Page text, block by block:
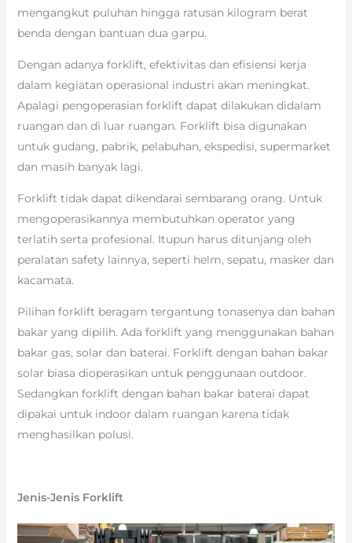
mengangkut puluhan hingga ratusan kilogram berat
benda dengan bantuan dua garpu.
Dengan adanya forklift, efektivitas dan efisiensi kerja
dalam kegiatan operasional industri akan meningkat.
Apalagi pengoperasian forklift dapat dilakukan didalam
ruangan dan di luar ruangan. Forklift bisa digunakan
untuk gudang, pabrik, pelabuhan, ekspedisi, supermarket
dan masih banyak lagi.
Forklift tidak dapat dikendarai sembarang orang. Untuk
mengoperasikannya membutuhkan operator yang
terlatih serta profesional. Itupun harus ditunjang oleh
peralatan safety lainnya, seperti helm, sepatu, masker dan
kacamata.
Pilihan forklift beragam tergantung tonasenya dan bahan
bakar yang dipilih. Ada forklift yang menggunakan bahan
bakar gas, solar dan baterai. Forklift dengan bahan bakar
solar biasa dioperasikan untuk penggunaan outdoor.
Sedangkan forklift dengan bahan bakar baterai dapat
dipakai untuk indoor dalam ruangan karena tidak
menghasilkan polusi.
Jenis-Jenis Forklift